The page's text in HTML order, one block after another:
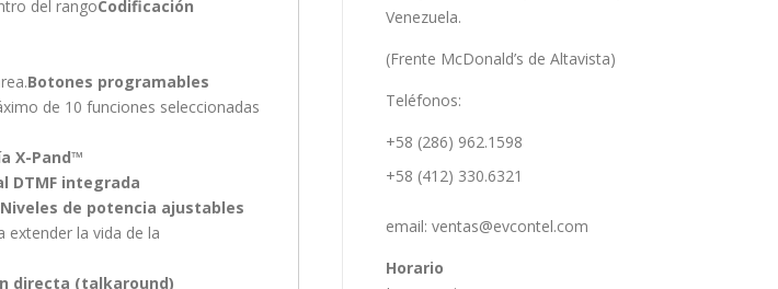
del rangoCodificación
Botones programables
de 10 funciones seleccionadas
X-Pand™
DTMF integrada
Niveles de potencia ajustables
extender la vida de la
directa (talkaround)
Venezuela.
(Frente McDonald’s de Altavista)
Teléfonos:
+58 (286) 962.1598
+58 (412) 330.6321
email: ventas@evcontel.com
Horario